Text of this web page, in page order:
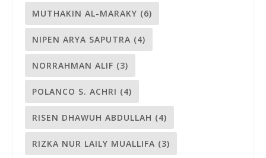
MUTHAKIN AL-MARAKY (6)
NIPEN ARYA SAPUTRA (4)
NORRAHMAN ALIF (3)
POLANCO S. ACHRI (4)
RISEN DHAWUH ABDULLAH (4)
RIZKA NUR LAILY MUALLIFA (3)